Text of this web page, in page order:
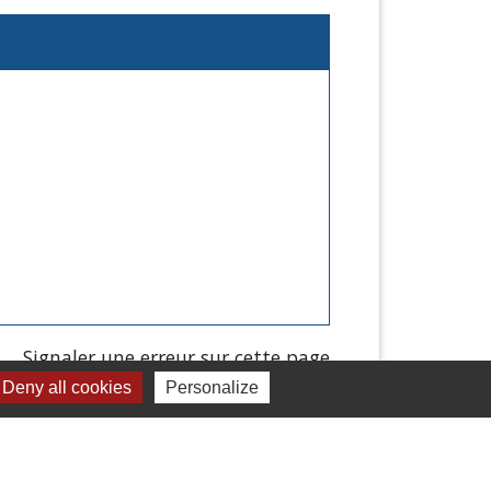
Signaler une erreur sur cette page
Deny all cookies Personalize